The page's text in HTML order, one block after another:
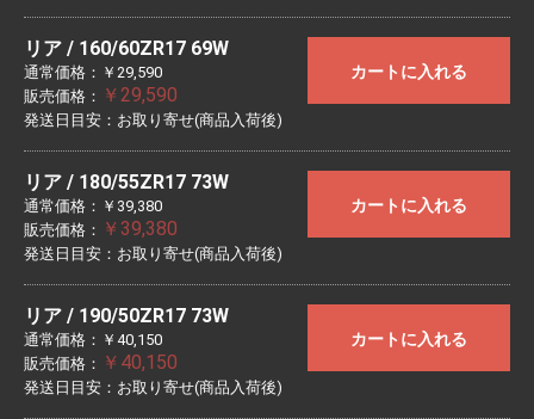
リア / 160/60ZR17 69W
通常価格：￥29,590
販売価格： ￥29,590
発送日目安：お取り寄せ(商品入荷後)
カートに入れる
リア / 180/55ZR17 73W
通常価格：￥39,380
販売価格： ￥39,380
発送日目安：お取り寄せ(商品入荷後)
カートに入れる
リア / 190/50ZR17 73W
通常価格：￥40,150
販売価格： ￥40,150
発送日目安：お取り寄せ(商品入荷後)
カートに入れる